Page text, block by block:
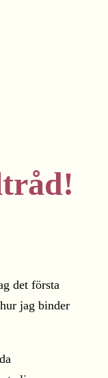
det första
jag binder